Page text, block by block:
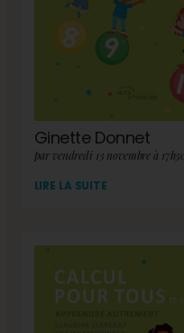
Ginette Donnet
LIRE LA SUITE